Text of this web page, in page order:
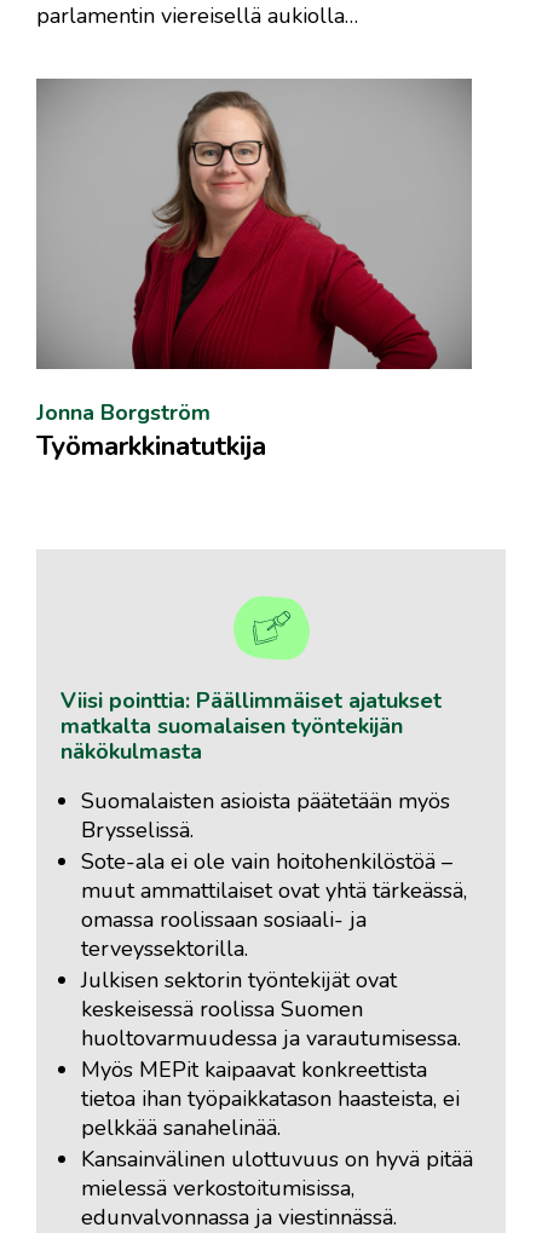
parlamentin viereisellä aukiolla…
Jonna Borgström
Työmarkkinatutkija
Viisi pointtia: Päällimmäiset ajatukset
matkalta suomalaisen työntekijän
näkökulmasta
Suomalaisten asioista päätetään myös
Brysselissä.
Sote-ala ei ole vain hoitohenkilöstöä –
muut ammattilaiset ovat yhtä tärkeässä,
omassa roolissaan sosiaali- ja
terveyssektorilla.
Julkisen sektorin työntekijät ovat
keskeisessä roolissa Suomen
huoltovarmuudessa ja varautumisessa.
Myös MEPit kaipaavat konkreettista
tietoa ihan työpaikkatason haasteista, ei
pelkkää sanahelinää.
Kansainvälinen ulottuvuus on hyvä pitää
mielessä verkostoitumisissa,
edunvalvonnassa ja viestinnässä.